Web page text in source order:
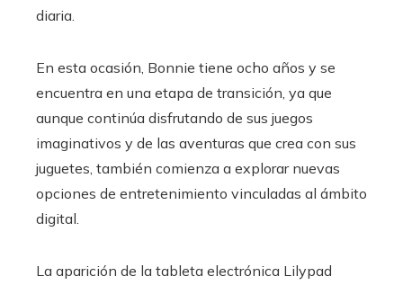
diaria.
En esta ocasión, Bonnie tiene ocho años y se
encuentra en una etapa de transición, ya que
aunque continúa disfrutando de sus juegos
imaginativos y de las aventuras que crea con sus
juguetes, también comienza a explorar nuevas
opciones de entretenimiento vinculadas al ámbito
digital.
La aparición de la tableta electrónica Lilypad